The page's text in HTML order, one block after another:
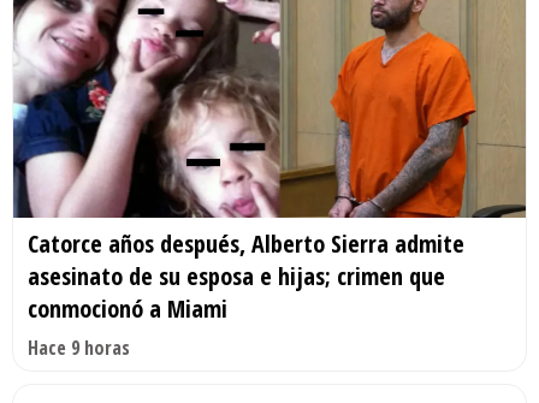
Catorce años después, Alberto Sierra admite
asesinato de su esposa e hijas; crimen que
conmocionó a Miami
Hace 9 horas